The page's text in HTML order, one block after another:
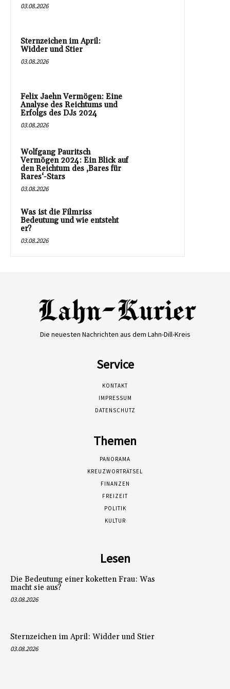
03.08.2026
Sternzeichen im April:
Widder und Stier
03.08.2026
Felix Jaehn Vermögen: Eine
Analyse des Reichtums und
Erfolgs des DJs 2024
03.08.2026
Wolfgang Pauritsch
Vermögen 2024: Ein Blick auf
den Reichtum des ‚Bares für
Rares‘-Stars
03.08.2026
Was ist die Filmriss
Bedeutung und wie entsteht
er?
03.08.2026
Die neuesten Nachrichten aus dem Lahn-Dill-Kreis
Service
KONTAKT
IMPRESSUM
DATENSCHUTZ
Themen
PANORAMA
KREUZWORTRÄTSEL
FINANZEN
FREIZEIT
POLITIK
KULTUR
Lesen
Die Bedeutung einer koketten Frau: Was
macht sie aus?
03.08.2026
Sternzeichen im April: Widder und Stier
03.08.2026